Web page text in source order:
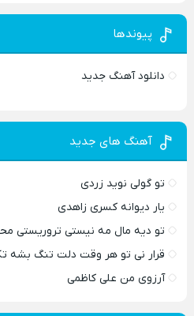
پیوندها
دانلود آهنگ جدید
آهنگ های جدید
تو گولی نوید زردی
یار دیوانه کسری زاهدی
تو دیه مال مه نیستی تروریستی
قرار نی تو هر وقت دلت تنگ بشه
آرزوی من علی کاظمی